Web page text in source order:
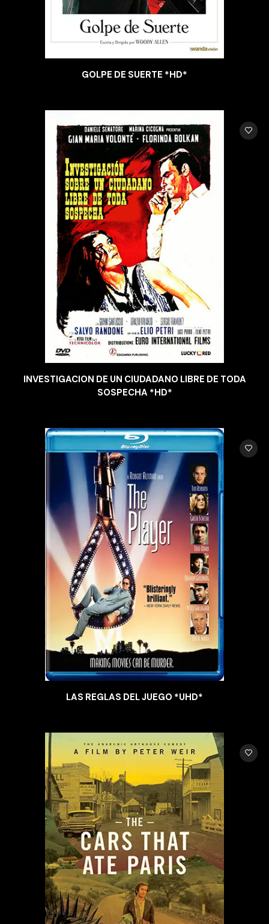
GOLPE DE SUERTE *HD*
INVESTIGACION DE UN CIUDADANO LIBRE DE TODA
SOSPECHA *HD*
LAS REGLAS DEL JUEGO *UHD*